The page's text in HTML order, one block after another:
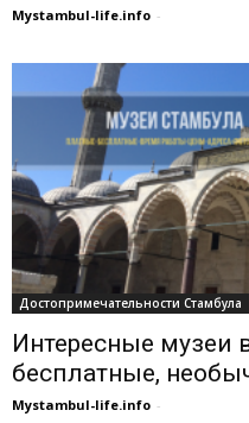
Mystambul-life.info -
Достопримечательности Стамбула
Интересные музеи
бесплатные,
Mystambul-life.info -